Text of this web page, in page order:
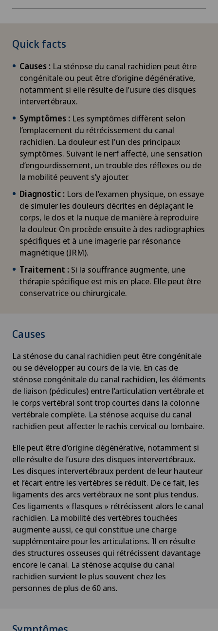
Quick facts
Causes : La sténose du canal rachidien peut être
congénitale ou peut être d’origine dégénérative,
notamment si elle résulte de l’usure des disques
intervertébraux.
Symptômes : Les symptômes diffèrent selon
l’emplacement du rétrécissement du canal
rachidien. La douleur est l'un des principaux
symptômes. Suivant le nerf affecté, une sensation
d’engourdissement, un trouble des réflexes ou de
la mobilité peuvent s’y ajouter.
Diagnostic : Lors de l’examen physique, on essaye
de simuler les douleurs décrites en déplaçant le
corps, le dos et la nuque de manière à reproduire
la douleur. On procède ensuite à des radiographies
spécifiques et à une imagerie par résonance
magnétique (IRM).
Traitement : Si la souffrance augmente, une
thérapie spécifique est mis en place. Elle peut être
conservatrice ou chirurgicale.
Causes
La sténose du canal rachidien peut être congénitale
ou se développer au cours de la vie. En cas de
sténose congénitale du canal rachidien, les éléments
de liaison (pédicules) entre l’articulation vertébrale et
le corps vertébral sont trop courtes dans la colonne
vertébrale complète. La sténose acquise du canal
rachidien peut affecter le rachis cervical ou lombaire.
Elle peut être d’origine dégénérative, notamment si
elle résulte de l’usure des disques intervertébraux.
Les disques intervertébraux perdent de leur hauteur
et l’écart entre les vertèbres se réduit. De ce fait, les
ligaments des arcs vertébraux ne sont plus tendus.
Ces ligaments « flasques » rétrécissent alors le canal
rachidien. La mobilité des vertèbres touchées
augmente aussi, ce qui constitue une charge
supplémentaire pour les articulations. Il en résulte
des structures osseuses qui rétrécissent davantage
encore le canal. La sténose acquise du canal
rachidien survient le plus souvent chez les
personnes de plus de 60 ans.